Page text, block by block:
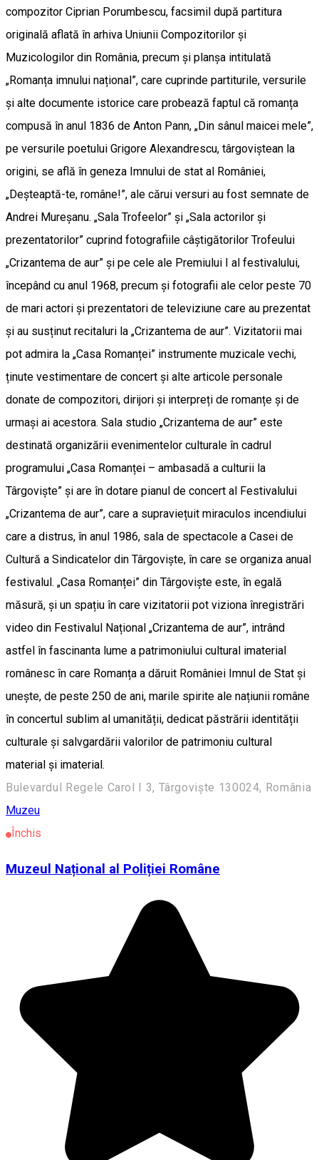
compozitor Ciprian Porumbescu, facsimil după partitura
originală aflată în arhiva Uniunii Compozitorilor și
Muzicologilor din România, precum și planșa intitulată
„Romanța imnului național”, care cuprinde partiturile, versurile
și alte documente istorice care probează faptul că romanța
compusă în anul 1836 de Anton Pann, „Din sânul maicei mele”,
pe versurile poetului Grigore Alexandrescu, târgoviștean la
origini, se află în geneza Imnului de stat al României,
„Deșteaptă-te, române!”, ale cărui versuri au fost semnate de
Andrei Mureșanu. „Sala Trofeelor” și „Sala actorilor și
prezentatorilor” cuprind fotografiile câștigătorilor Trofeului
„Crizantema de aur” și pe cele ale Premiului I al festivalului,
începând cu anul 1968, precum și fotografii ale celor peste 70
de mari actori și prezentatori de televiziune care au prezentat
și au susținut recitaluri la „Crizantema de aur”. Vizitatorii mai
pot admira la „Casa Romanței” instrumente muzicale vechi,
ținute vestimentare de concert și alte articole personale
donate de compozitori, dirijori și interpreți de romanțe și de
urmași ai acestora. Sala studio „Crizantema de aur” este
destinată organizării evenimentelor culturale în cadrul
programului „Casa Romanței – ambasadă a culturii la
Târgoviște” și are în dotare pianul de concert al Festivalului
„Crizantema de aur”, care a supraviețuit miraculos incendiului
care a distrus, în anul 1986, sala de spectacole a Casei de
Cultură a Sindicatelor din Târgoviște, în care se organiza anual
festivalul. „Casa Romanței” din Târgoviște este, în egală
măsură, și un spațiu în care vizitatorii pot viziona înregistrări
video din Festivalul Național „Crizantema de aur”, intrând
astfel în fascinanta lume a patrimoniului cultural imaterial
românesc în care Romanța a dăruit României Imnul de Stat și
unește, de peste 250 de ani, marile spirite ale națiunii române
în concertul sublim al umanității, dedicat păstrării identității
culturale și salvgardării valorilor de patrimoniu cultural
material și imaterial.
Bulevardul Regele Carol I 3, Târgoviște 130024, România
Muzeu
Închis
Muzeul Național al Poliției Române